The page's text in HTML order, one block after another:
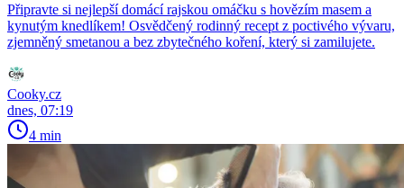
Připravte si nejlepší domácí rajskou omáčku s hovězím masem a
kynutým knedlíkem! Osvědčený rodinný recept z poctivého vývaru,
zjemněný smetanou a bez zbytečného koření, který si zamilujete.
Cooky.cz
dnes, 07:19
4 min